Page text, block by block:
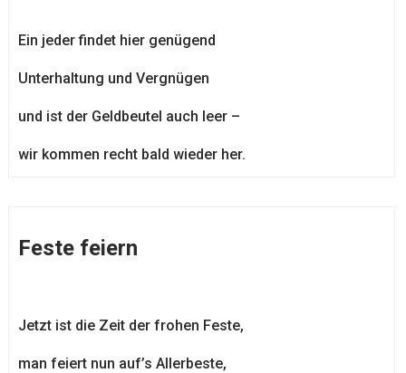
Ein jeder findet hier genügend
Unterhaltung und Vergnügen
und ist der Geldbeutel auch leer –
wir kommen recht bald wieder her.
Feste feiern
Jetzt ist die Zeit der frohen Feste,
man feiert nun auf’s Allerbeste,